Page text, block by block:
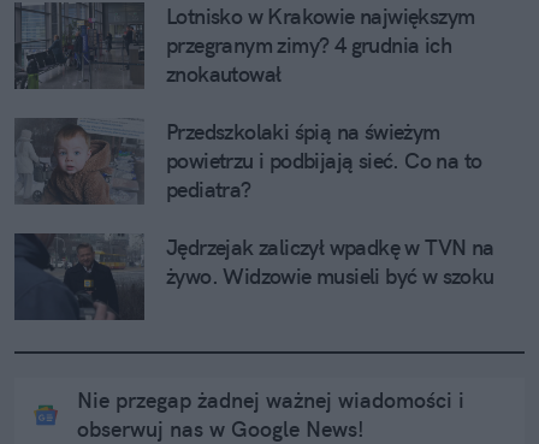
Lotnisko w Krakowie największym
przegranym zimy? 4 grudnia ich
znokautował
Przedszkolaki śpią na świeżym
powietrzu i podbijają sieć. Co na to
pediatra?
Jędrzejak zaliczył wpadkę w TVN na
żywo. Widzowie musieli być w szoku
Nie przegap żadnej ważnej wiadomości i
obserwuj nas w Google News!